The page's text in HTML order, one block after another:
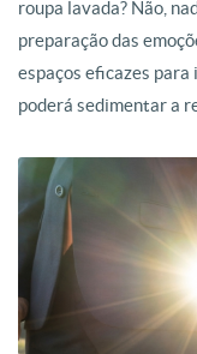
roupa lavada? Não,
preparação das
espaços eficazes para
poderá sedimentar a